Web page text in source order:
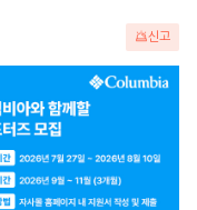
신고